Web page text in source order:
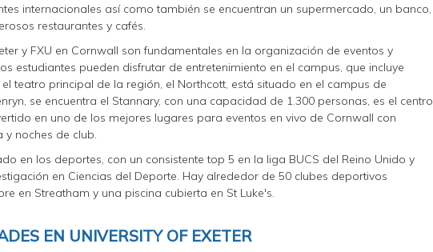
internacionales así como también se encuentran un supermercado, un banco,
restaurantes y cafés.
y FXU en Cornwall son fundamentales en la organización de eventos y
estudiantes pueden disfrutar de entretenimiento en el campus, que incluye
teatro principal de la región, el Northcott, está situado en el campus de
se encuentra el Stannary, con una capacidad de 1.300 personas, es el centro
en uno de los mejores lugares para eventos en vivo de Cornwall con
y noches de club.
en los deportes, con un consistente top 5 en la liga BUCS del Reino Unido y
en Ciencias del Deporte. Hay alrededor de 50 clubes deportivos
en Streatham y una piscina cubierta en St Luke's.
EN UNIVERSITY OF EXETER